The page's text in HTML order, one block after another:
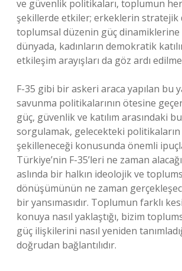
ve güvenlik politikaları, toplumun
şekillerde etkiler; erkeklerin stratejik
toplumsal düzenin güç dinamiklerine
dünyada, kadınların demokratik
etkileşim arayışları da göz ardı
F-35 gibi bir askeri araca yapılan bu
savunma politikalarının ötesine
güç, güvenlik ve katılım arasındaki
sorgulamak, gelecekteki politikaların
şekilleneceği konusunda önemli
Türkiye’nin F-35’leri ne zaman
aslında bir halkın ideolojik ve
dönüşümünün ne zaman
bir yansımasıdır. Toplumun farklı
konuya nasıl yaklaştığı, bizim
güç ilişkilerini nasıl yeniden
doğrudan bağlantılıdır.